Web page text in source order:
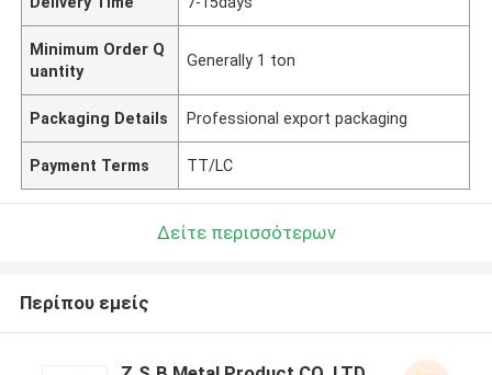
Minimum Order Q
uantity
Generally 1 ton
Packaging Details Professional export packaging
Payment Terms TT/LC
Δείτε περισσότερων
Περίπου εμείς